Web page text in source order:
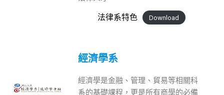
法律系特色 Download
經濟學系
經濟學是金融、管理、貿易等相關科
系的基礎課程，更是所有商學的必備